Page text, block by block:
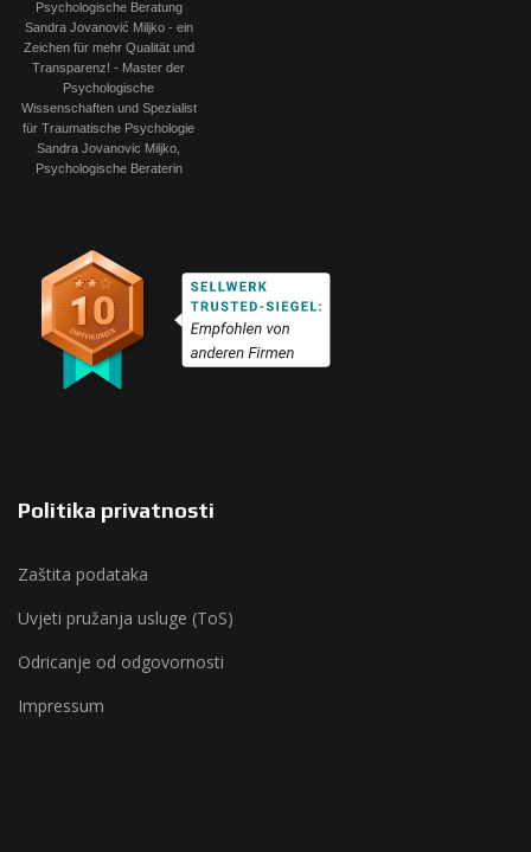
Politika privatnosti
Zaštita podataka
Uvjeti pružanja usluge (ToS)
Odricanje od odgovornosti
Impressum